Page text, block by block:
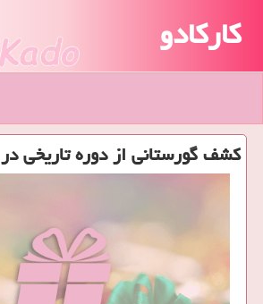
کارکادو
كشف گورستانی از دوره تاریخی